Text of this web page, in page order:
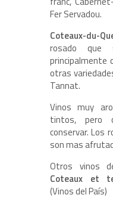
Fer Servadou.
Coteaux-du-
rosado que
principalmente
otras
Tannat.
Vinos muy
tintos, pero
conservar. Los
son mas
Otros vinos
Coteaux et
(Vinos del País)